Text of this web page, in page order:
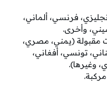
فرنسي، ألماني،
وأخرى.
مقبولة (يمني، مصري،
تونسي، أفغاني،
وغيرها).